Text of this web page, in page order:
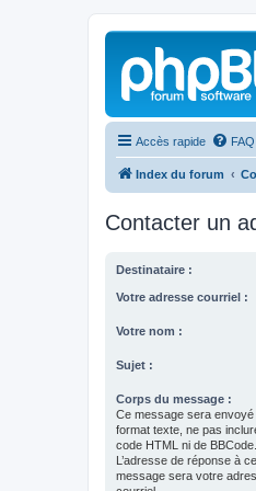
Accès rapide FAQ
Index du forum
Contacter un
Destinataire :
Votre adresse courriel :
Votre nom :
Sujet :
Corps du message :
Ce message sera envoyé
format texte, ne pas
code HTML ni de BBCode.
L’adresse de réponse à ce
message sera votre